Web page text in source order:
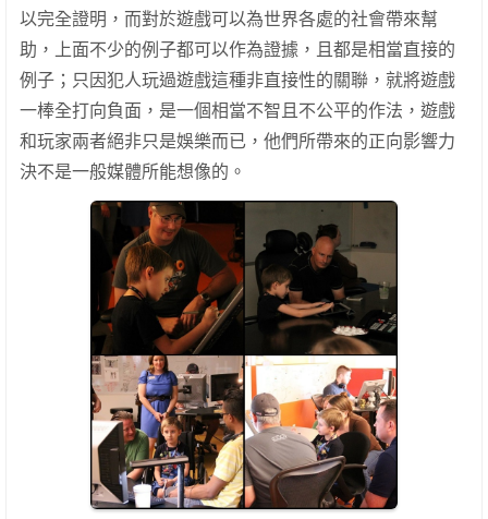
以完全證明，而對於遊戲可以為世界各處的社會帶來幫
助，上面不少的例子都可以作為證據，且都是相當直接的
例子；只因犯人玩過遊戲這種非直接性的關聯，就將遊戲
一棒全打向負面，是一個相當不智且不公平的作法，遊戲
和玩家兩者絕非只是娛樂而已，他們所帶來的正向影響力
決不是一般媒體所能想像的。